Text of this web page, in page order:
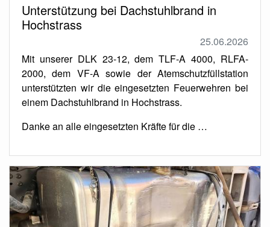
Unterstützung bei Dachstuhlbrand in
Hochstrass
25.06.2026
Mit unserer DLK 23-12, dem TLF-A 4000, RLFA-
2000, dem VF-A sowie der Atemschutzfüllstation
unterstützten wir die eingesetzten Feuerwehren bei
einem Dachstuhlbrand in Hochstrass.
Danke an alle eingesetzten Kräfte für die …